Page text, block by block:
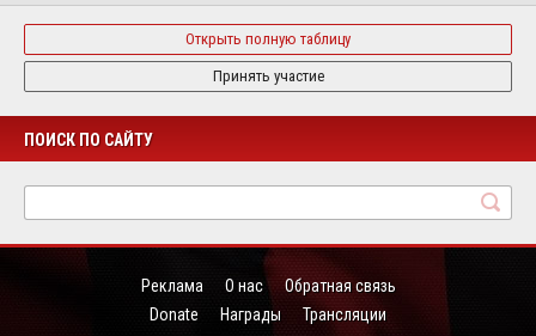
Открыть полную таблицу
Принять участие
ПОИСК ПО САЙТУ
Реклама О нас
Обратная связь
Donate
Награды Трансляции